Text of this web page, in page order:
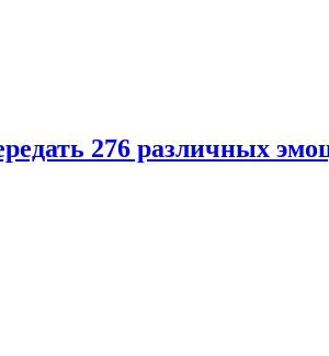
276 различных